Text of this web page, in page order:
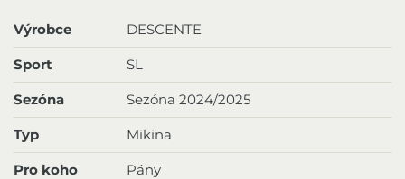
Výrobce DESCENTE
Sport SL
Sezóna Sezóna 2024/2025
Typ Mikina
Pro koho Pány